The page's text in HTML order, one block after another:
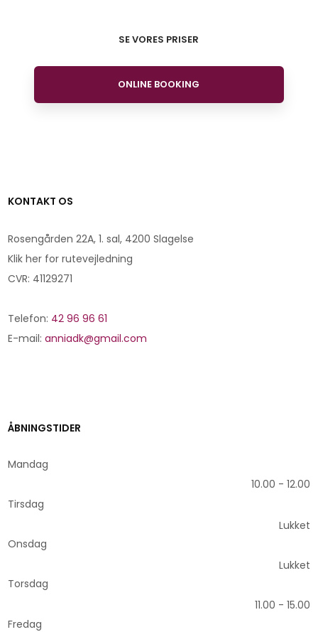
SE VORES PRISER
ONLINE BOOKING
​KONTAKT OS
Rosengården 22A, 1. sal, 4200 Slagelse
Klik her for rutevejledning
CVR: 41129271
Telefon: 42 96 96 61​
E-mail: anniadk@gmail.com
ÅBNINGSTIDER
​Mandag
10.00 - 12.00
Tirsdag
Lukket
Onsdag
Lukket
Torsdag
11.00 - 15.00
Fredag